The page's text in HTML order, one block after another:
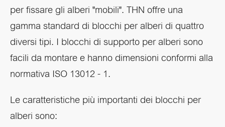
per fissare gli alberi "mobili". THN offre una
gamma standard di blocchi per alberi di quattro
diversi tipi. I blocchi di supporto per alberi sono
facili da montare e hanno dimensioni conformi alla
normativa ISO 13012 - 1.
Le caratteristiche più importanti dei blocchi per
alberi sono: